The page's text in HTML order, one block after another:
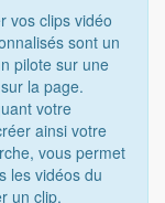
vos clips vidéo
sont un
pilote sur une
la page.
votre
ainsi votre
vous permet
les vidéos du
un clip,